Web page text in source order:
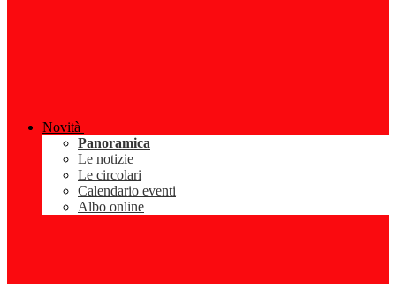
Novità
Panoramica
Le notizie
Le circolari
Calendario eventi
Albo online